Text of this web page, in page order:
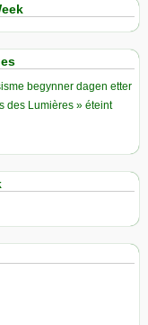
begynner dagen etter
des Lumières » éteint